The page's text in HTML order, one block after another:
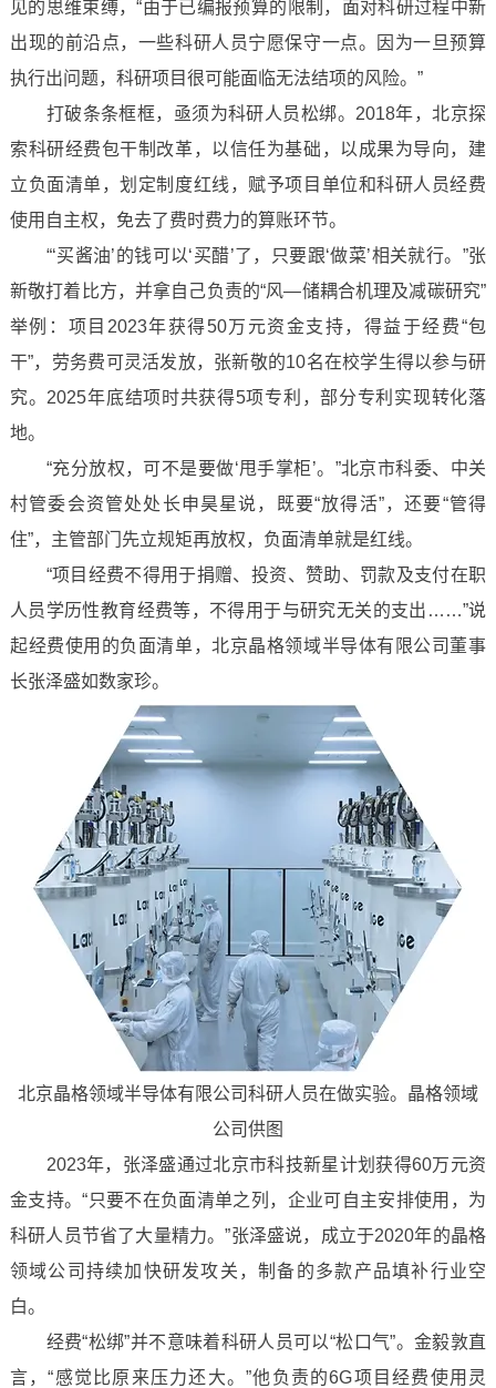
见的思维束缚，“由于已编报预算的限制，面对科研过程中新
出现的前沿点，一些科研人员宁愿保守一点。因为一旦预算
执行出问题，科研项目很可能面临无法结项的风险。”
打破条条框框，亟须为科研人员松绑。2018年，北京探
索科研经费包干制改革，以信任为基础，以成果为导向，建
立负面清单，划定制度红线，赋予项目单位和科研人员经费
使用自主权，免去了费时费力的算账环节。
“‘买酱油’的钱可以‘买醋’了，只要跟‘做菜’相关就行。”张
新敬打着比方，并拿自己负责的“风—储耦合机理及减碳研究”
举例：项目2023年获得50万元资金支持，得益于经费“包
干”，劳务费可灵活发放，张新敬的10名在校学生得以参与研
究。2025年底结项时共获得5项专利，部分专利实现转化落
地。
“充分放权，可不是要做‘甩手掌柜’。”北京市科委、中关
村管委会资管处处长申昊星说，既要“放得活”，还要“管得
住”，主管部门先立规矩再放权，负面清单就是红线。
“项目经费不得用于捐赠、投资、赞助、罚款及支付在职
人员学历性教育经费等，不得用于与研究无关的支出……”说
起经费使用的负面清单，北京晶格领域半导体有限公司董事
长张泽盛如数家珍。
北京晶格领域半导体有限公司科研人员在做实验。晶格领域
公司供图
2023年，张泽盛通过北京市科技新星计划获得60万元资
金支持。“只要不在负面清单之列，企业可自主安排使用，为
科研人员节省了大量精力。”张泽盛说，成立于2020年的晶格
领域公司持续加快研发攻关，制备的多款产品填补行业空
白。
经费“松绑”并不意味着科研人员可以“松口气”。金毅敦直
言，“感觉比原来压力还大。”他负责的6G项目经费使用灵